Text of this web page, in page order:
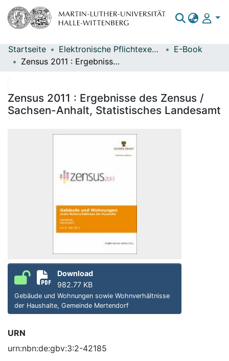
Bereiche & Sammlungen
Statistiken
Startseite Elektronische Pflichtexemplare
E-Book
Zensus 2011 : Ergebnisse des Zensus / Sachsen-Anhalt, Statistisches Landesamt
Zensus 2011 : Ergebnisse des Zensus /
Sachsen-Anhalt, Statistisches Landesamt
Download
982.77 KB
Gebäude und Wohnungen sowie Wohnverhältnisse
der Haushalte, Gemeinde Mertendorf
URN
urn:nbn:de:gbv:3:2-42185